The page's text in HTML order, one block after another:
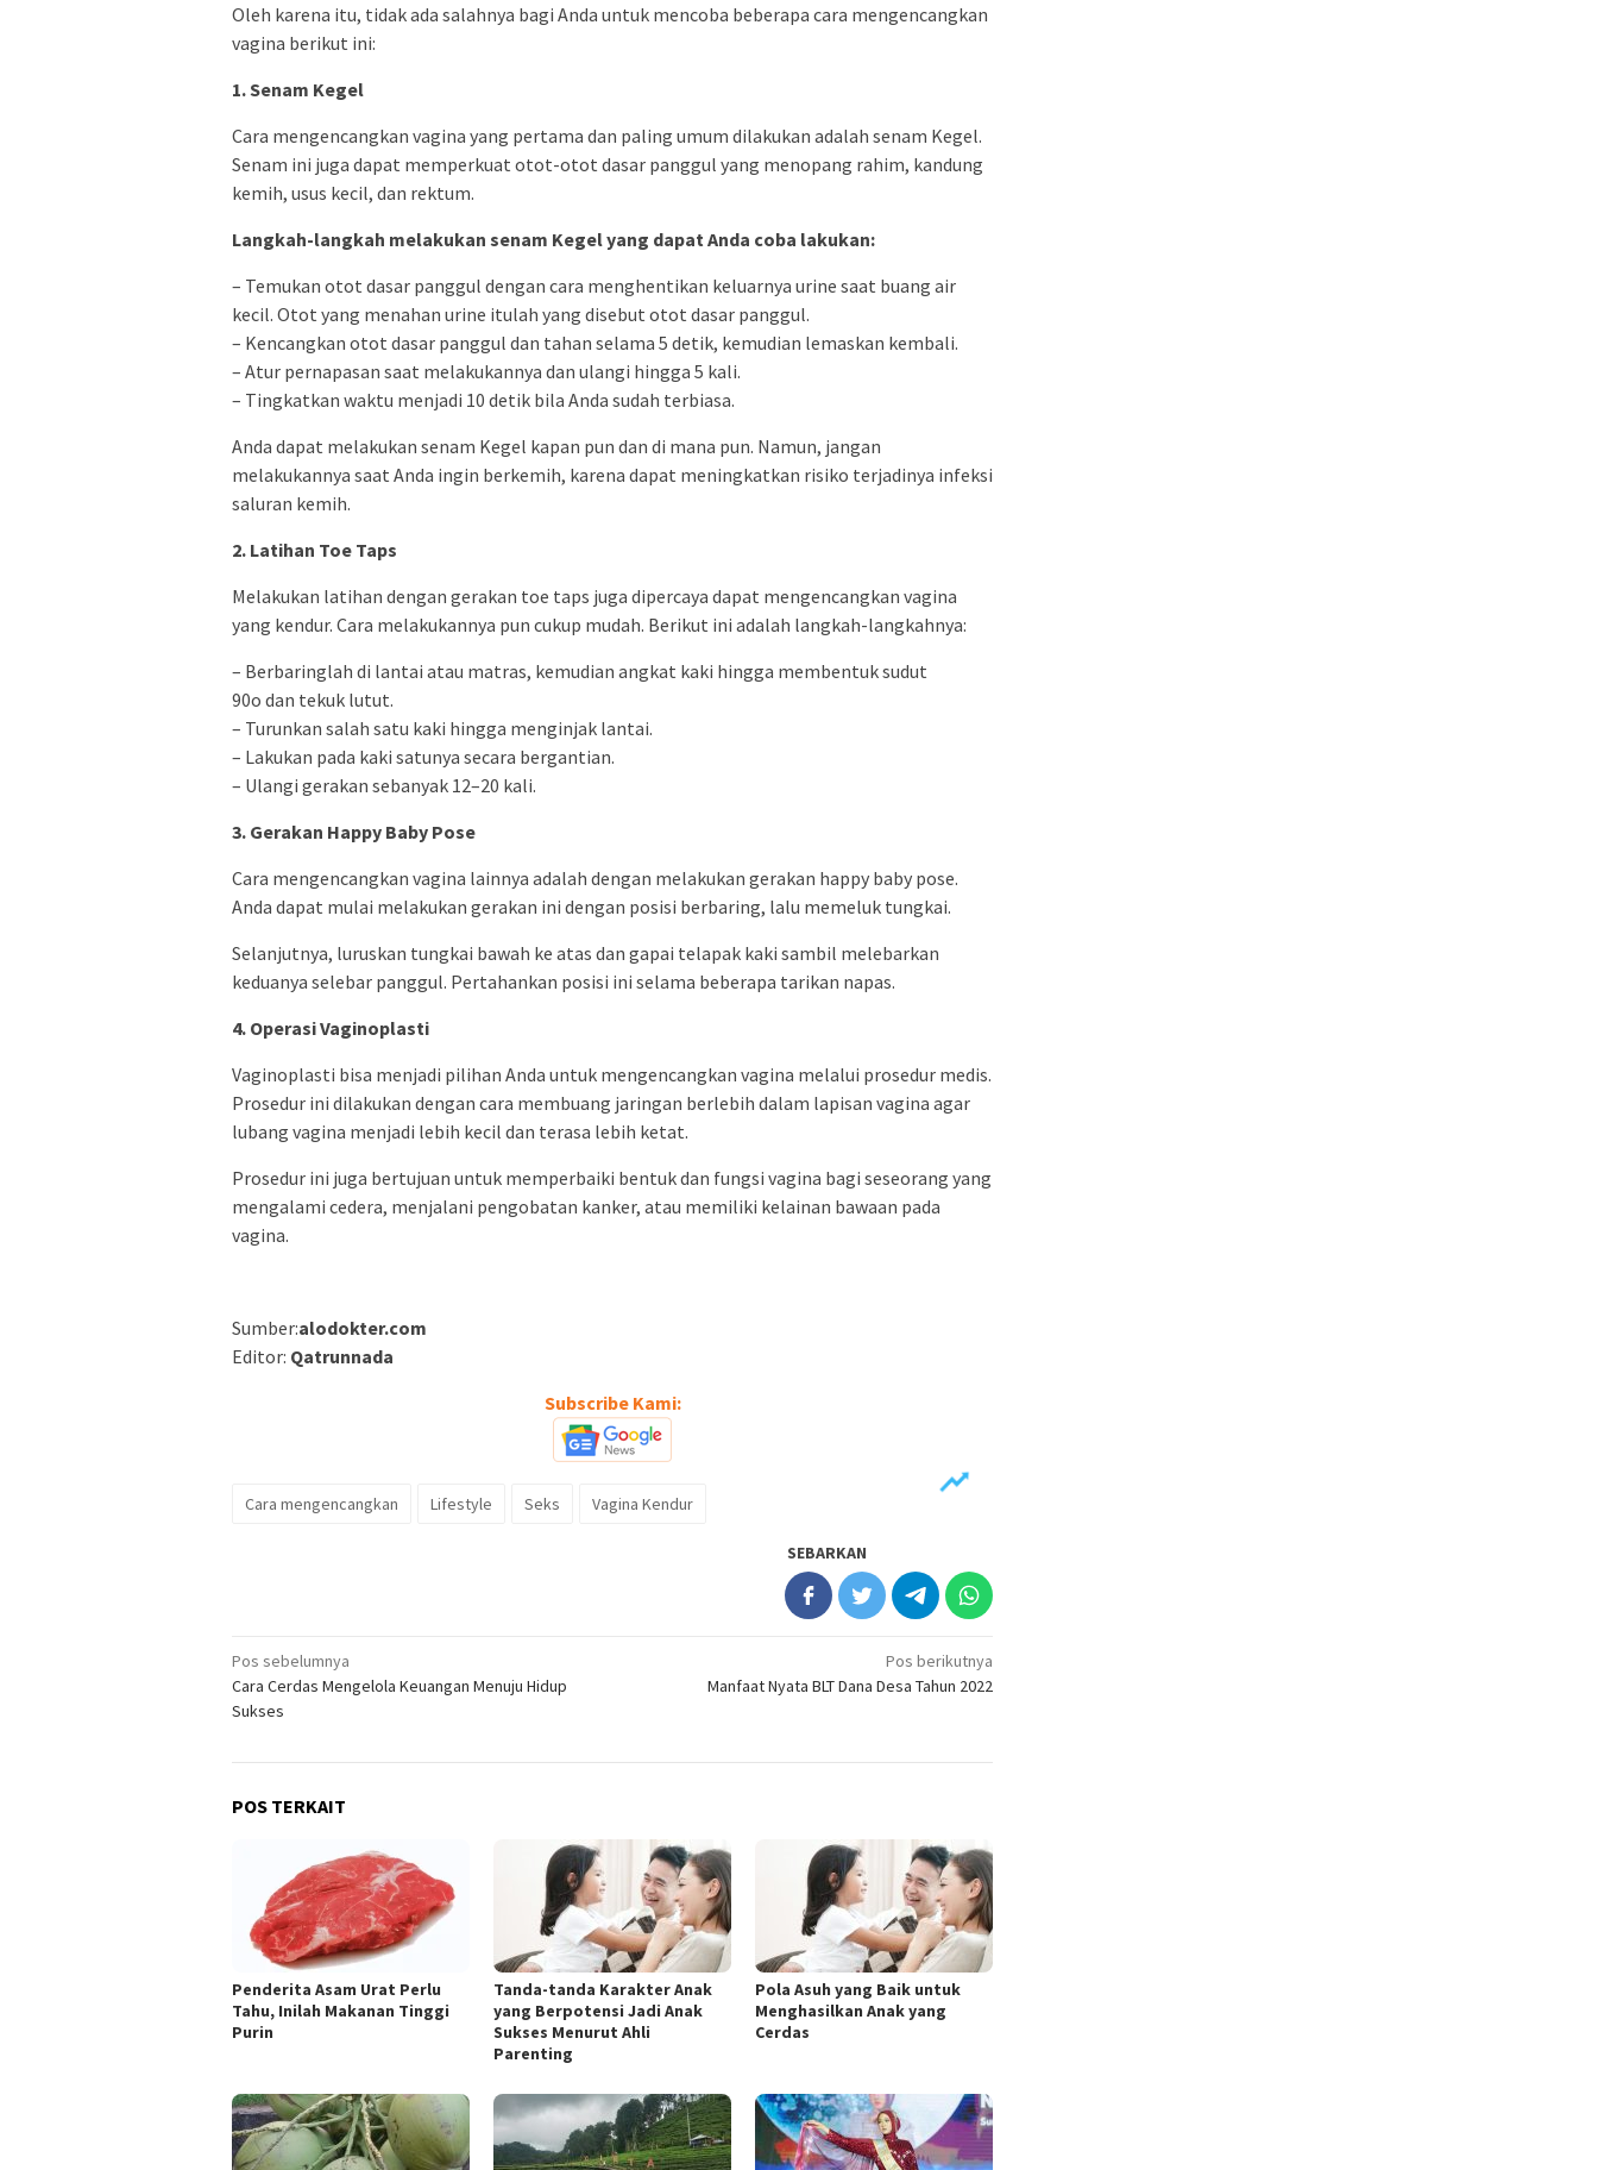
Oleh karena itu, tidak ada salahnya bagi Anda untuk mencoba beberapa cara mengencangkan
vagina berikut ini:
1. Senam Kegel
Cara mengencangkan vagina yang pertama dan paling umum dilakukan adalah senam Kegel.
Senam ini juga dapat memperkuat otot-otot dasar panggul yang menopang rahim, kandung
kemih, usus kecil, dan rektum.
Langkah-langkah melakukan senam Kegel yang dapat Anda coba lakukan:
– Temukan otot dasar panggul dengan cara menghentikan keluarnya urine saat buang air
kecil. Otot yang menahan urine itulah yang disebut otot dasar panggul.
– Kencangkan otot dasar panggul dan tahan selama 5 detik, kemudian lemaskan kembali.
– Atur pernapasan saat melakukannya dan ulangi hingga 5 kali.
– Tingkatkan waktu menjadi 10 detik bila Anda sudah terbiasa.
Anda dapat melakukan senam Kegel kapan pun dan di mana pun. Namun, jangan
melakukannya saat Anda ingin berkemih, karena dapat meningkatkan risiko terjadinya infeksi
saluran kemih.
2. Latihan Toe Taps
Melakukan latihan dengan gerakan toe taps juga dipercaya dapat mengencangkan vagina
yang kendur. Cara melakukannya pun cukup mudah. Berikut ini adalah langkah-langkahnya:
– Berbaringlah di lantai atau matras, kemudian angkat kaki hingga membentuk sudut
90o dan tekuk lutut.
– Turunkan salah satu kaki hingga menginjak lantai.
– Lakukan pada kaki satunya secara bergantian.
– Ulangi gerakan sebanyak 12–20 kali.
3. Gerakan Happy Baby Pose
Cara mengencangkan vagina lainnya adalah dengan melakukan gerakan happy baby pose.
Anda dapat mulai melakukan gerakan ini dengan posisi berbaring, lalu memeluk tungkai.
Selanjutnya, luruskan tungkai bawah ke atas dan gapai telapak kaki sambil melebarkan
keduanya selebar panggul. Pertahankan posisi ini selama beberapa tarikan napas.
4. Operasi Vaginoplasti
Vaginoplasti bisa menjadi pilihan Anda untuk mengencangkan vagina melalui prosedur medis.
Prosedur ini dilakukan dengan cara membuang jaringan berlebih dalam lapisan vagina agar
lubang vagina menjadi lebih kecil dan terasa lebih ketat.
Prosedur ini juga bertujuan untuk memperbaiki bentuk dan fungsi vagina bagi seseorang yang
mengalami cedera, menjalani pengobatan kanker, atau memiliki kelainan bawaan pada
vagina.
Sumber:alodokter.com
Editor: Qatrunnada
Subscribe Kami:
Cara mengencangkan Lifestyle Seks Vagina Kendur
SEBARKAN
Navigasi
pos
Pos sebelumnya
Cara Cerdas Mengelola Keuangan Menuju Hidup
Sukses
Pos berikutnya
Manfaat Nyata BLT Dana Desa Tahun 2022
POS TERKAIT
Penderita Asam Urat Perlu
Tahu, Inilah Makanan Tinggi
Purin
Tanda-tanda Karakter Anak
yang Berpotensi Jadi Anak
Sukses Menurut Ahli
Parenting
Pola Asuh yang Baik untuk
Menghasilkan Anak yang
Cerdas